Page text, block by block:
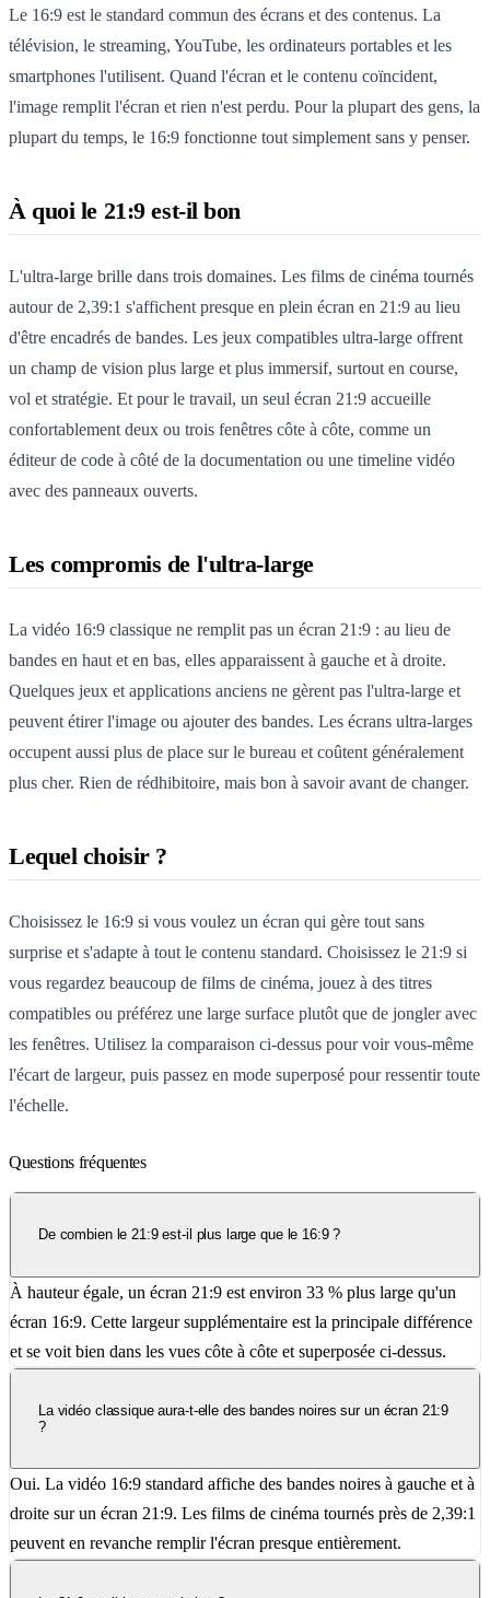
Le 16:9 est le standard commun des écrans et des contenus. La
télévision, le streaming, YouTube, les ordinateurs portables et les
smartphones l'utilisent. Quand l'écran et le contenu coïncident,
l'image remplit l'écran et rien n'est perdu. Pour la plupart des gens, la
plupart du temps, le 16:9 fonctionne tout simplement sans y penser.
À quoi le 21:9 est-il bon
L'ultra-large brille dans trois domaines. Les films de cinéma tournés
autour de 2,39:1 s'affichent presque en plein écran en 21:9 au lieu
d'être encadrés de bandes. Les jeux compatibles ultra-large offrent
un champ de vision plus large et plus immersif, surtout en course,
vol et stratégie. Et pour le travail, un seul écran 21:9 accueille
confortablement deux ou trois fenêtres côte à côte, comme un
éditeur de code à côté de la documentation ou une timeline vidéo
avec des panneaux ouverts.
Les compromis de l'ultra-large
La vidéo 16:9 classique ne remplit pas un écran 21:9 : au lieu de
bandes en haut et en bas, elles apparaissent à gauche et à droite.
Quelques jeux et applications anciens ne gèrent pas l'ultra-large et
peuvent étirer l'image ou ajouter des bandes. Les écrans ultra-larges
occupent aussi plus de place sur le bureau et coûtent généralement
plus cher. Rien de rédhibitoire, mais bon à savoir avant de changer.
Lequel choisir ?
Choisissez le 16:9 si vous voulez un écran qui gère tout sans
surprise et s'adapte à tout le contenu standard. Choisissez le 21:9 si
vous regardez beaucoup de films de cinéma, jouez à des titres
compatibles ou préférez une large surface plutôt que de jongler avec
les fenêtres. Utilisez la comparaison ci-dessus pour voir vous-même
l'écart de largeur, puis passez en mode superposé pour ressentir toute
l'échelle.
Questions fréquentes
De combien le 21:9 est-il plus large que le 16:9 ?
À hauteur égale, un écran 21:9 est environ 33 % plus large qu'un
écran 16:9. Cette largeur supplémentaire est la principale différence
et se voit bien dans les vues côte à côte et superposée ci-dessus.
La vidéo classique aura-t-elle des bandes noires sur un écran 21:9
?
Oui. La vidéo 16:9 standard affiche des bandes noires à gauche et à
droite sur un écran 21:9. Les films de cinéma tournés près de 2,39:1
peuvent en revanche remplir l'écran presque entièrement.